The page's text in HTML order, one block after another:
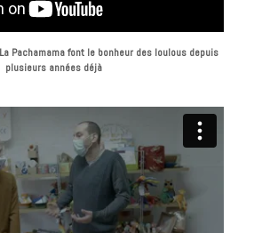
Pachamama font le bonheur des loulous depuis
plusieurs années déjà